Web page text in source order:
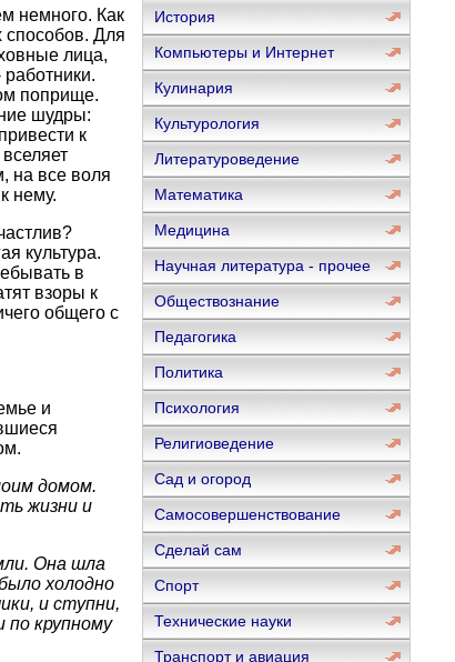
немного. Как
способов. Для
лица,
поприще.
шудры:
к
на все воля
нему.
культура.
в
взоры к
общего с
и
домом.
жизни и
Она шла
холодно
и ступни,
по крупному
История
Компьютеры и Интернет
Кулинария
Культурология
Литературоведение
Математика
Медицина
Научная литература - прочее
Обществознание
Педагогика
Политика
Психология
Религиоведение
Сад и огород
Самосовершенствование
Сделай сам
Спорт
Технические науки
Транспорт и авиация